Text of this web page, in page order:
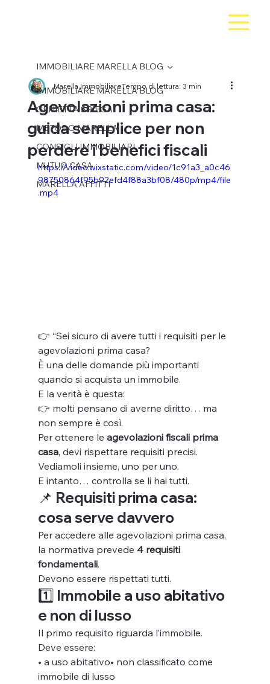
IMMOBILIARE MARELLA BLOG
GENIETTA SPIEGA
METODO MARELLA
CONSIGLI IMMOBILIARI
MUTUO CASA
MARELLA AFFITTI
IMMOBILIARE MARELLA BLOG
Agevolazioni prima casa:
guida semplice per non
perdere i benefici fiscali
Marella ImmobiliareTempo di lettura: 3 min
https://video.wixstatic.com/video/1c91a3_a0c46
98750864f95b92efd4f88a3bf08/480p/mp4/file
.mp4
👉 “Sei sicuro di avere tutti i requisiti per le
agevolazioni prima casa?
È una delle domande più importanti
quando si acquista un immobile.
E la verità è questa:
👉 molti pensano di averne diritto… ma
non sempre è così.
Per ottenere le agevolazioni fiscali prima
casa, devi rispettare requisiti precisi.
Vediamoli insieme, uno per uno.
E intanto… controlla se li hai tutti.
📌 Requisiti prima casa:
cosa serve davvero
Per accedere alle agevolazioni prima casa,
la normativa prevede 4 requisiti
fondamentali.
Devono essere rispettati tutti.
1️⃣ Immobile a uso abitativo
e non di lusso
Il primo requisito riguarda l’immobile.
Deve essere:
• a uso abitativo• non classificato come
immobile di lusso